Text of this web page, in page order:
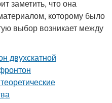
заметить, что она
которому было
выбор возникает между